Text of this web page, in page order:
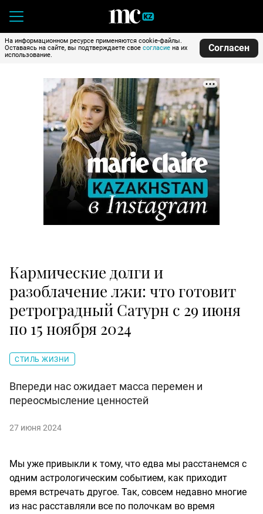
На информационном ресурсе применяются cookie-файлы.
Оставаясь на сайте, вы подтверждаете свое согласие на их
использование.
Согласен
Кармические долги и
разоблачение лжи: что готовит
ретроградный Сатурн с 29 июня
по 15 ноября 2024
СТИЛЬ ЖИЗНИ
Впереди нас ожидает масса перемен и
переосмысление ценностей
27 июня 2024
Мы уже привыкли к тому, что едва мы расстанемся с
одним астрологическим событием, как приходит
время встречать другое. Так, совсем недавно многие
из нас расставляли все по полочкам во время